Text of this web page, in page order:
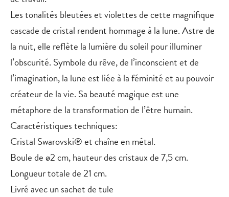
Les tonalités bleutées et violettes de cette magnifique
cascade de cristal rendent hommage à la lune. Astre de
la nuit, elle reflète la lumière du soleil pour illuminer
l’obscurité. Symbole du rêve, de l’inconscient et de
l’imagination, la lune est liée à la féminité et au pouvoir
créateur de la vie. Sa beauté magique est une
métaphore de la transformation de l’être humain.
Caractéristiques techniques:
Cristal Swarovski® et chaîne en métal.
Boule de ø2 cm, hauteur des cristaux de 7,5 cm.
Longueur totale de 21 cm.
Livré avec un sachet de tule